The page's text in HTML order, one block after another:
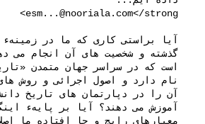
esm...@nooriala.com